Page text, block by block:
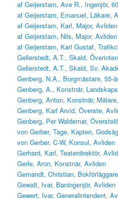
af Geijerstam, Ave R., Ingenjör,
af Geijerstam, Emanuel, Läkare,
af Geijerstam, Karl, Major, Avliden
af Geijerstam, Nils, Major, Avliden
af Geijerstam, Karl Gustaf,
Gellerstedt, A.T., Skald,
Gellerstedt, A.T., Skald, Sv.
Genberg, N.A., Borgmästare, 55-
Genberg, A., Konstnär,
Genberg, Anton, Konstnär,
Genberg, Karl Arvid, Överste,
Genberg, Per Waldemar,
von Gerber, Tage, Kapten,
von Gerber, C-W, Konsul, Avliden
Gerhard, Karl, Teaterdirektör,
Gerle, Aron, Konstnär, Avliden
Gernandt, Christian,
Gewalt, Ivar, Baningenjör, Avliden
Gewert, Ivar, Generalintendent,